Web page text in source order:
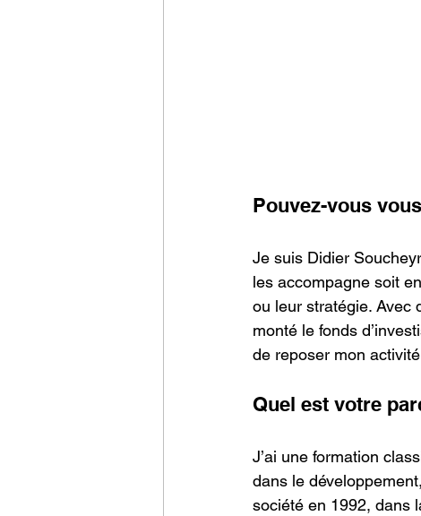
Pouvez-vous
Je suis Didier
les accompagne soit
ou leur stratégie. Avec
monté le fonds
de reposer mon
Quel est votre
J’ai une formation
dans le
société en 1992, dans